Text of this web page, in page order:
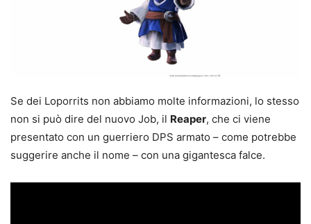
Se dei Loporrits non abbiamo molte informazioni, lo stesso
non si può dire del nuovo Job, il Reaper, che ci viene
presentato con un guerriero DPS armato – come potrebbe
suggerire anche il nome – con una gigantesca falce.